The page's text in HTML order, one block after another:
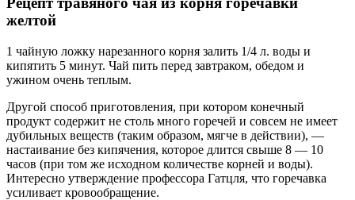
желтой
1 чайную ложку нарезанного корня залить 1/4 л. воды и
кипятить 5 минут. Чай пить перед завтраком, обедом и
ужином очень теплым.
Другой способ приготовления, при котором конечный
продукт содержит не столь много горечей и совсем не имеет
дубильных веществ (таким образом, мягче в действии), —
настаивание без кипячения, которое длится свыше 8 — 10
часов (при том же исходном количестве корней и воды).
Интересно утверждение профессора Гатцля, что горечавка
усиливает кровообращение.